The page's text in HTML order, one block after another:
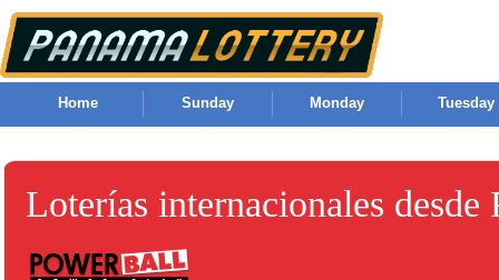
Home Sunday Monday Tuesday
Loterías internacionales desde